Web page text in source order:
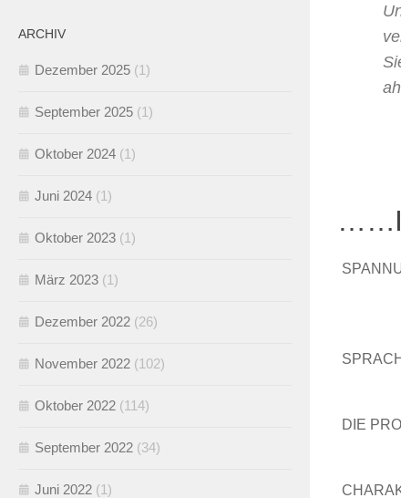
DIE
ARCHIV
Dezember 2025 (1)
September 2025 (1)
Oktober 2024 (1)
Juni 2024 (1)
Oktober 2023 (1)
März 2023 (1)
Dezember 2022 (26)
November 2022 (102)
Oktober 2022 (114)
September 2022 (34)
Juni 2022 (1)